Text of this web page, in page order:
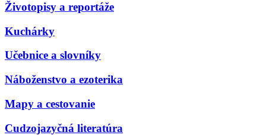
Životopisy a reportáže
Kuchárky
Učebnice a slovníky
Náboženstvo a ezoterika
Mapy a cestovanie
Cudzojazyčná literatúra